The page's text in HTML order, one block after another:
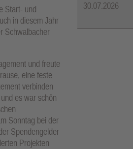
Start- und
in diesem Jahr
Schwalbacher
und freute
eine feste
verbinden
es war schön
Sonntag bei der
Spendengelder
Projekten
30.07.2026